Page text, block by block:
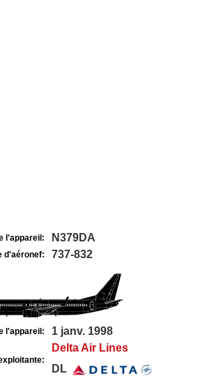
l'appareil: N379DA
d'aéronef: 737-832
l'appareil: 1 janv. 1998
Delta Air Lines
DL